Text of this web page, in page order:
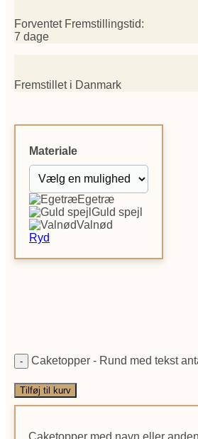
Forventet Fremstillingstid:
7 dage
Fremstillet i Danmark
Materiale
Egetræ
Guld spejl
Valnød
Ryd
Caketopper - Rund med tekst
Tilføj til kurv